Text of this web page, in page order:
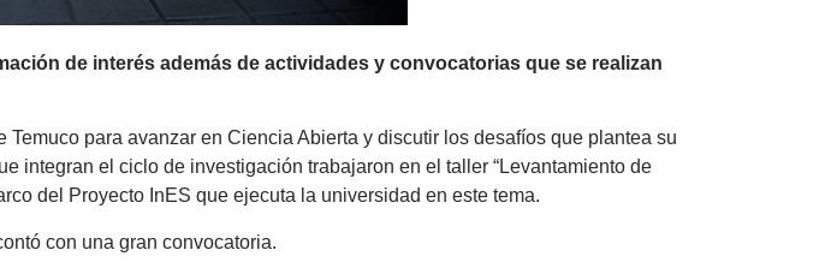
de interés además de actividades y convocatorias que se realizan
para avanzar en Ciencia Abierta y discutir los desafíos que plantea su
integran el ciclo de investigación trabajaron en el taller “Levantamiento de
del Proyecto InES que ejecuta la universidad en este tema.
con una gran convocatoria.